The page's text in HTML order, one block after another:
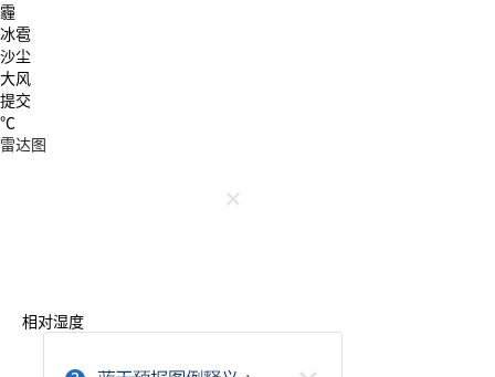
霾
冰雹
沙尘
大风
提交
℃
雷达图
相对湿度